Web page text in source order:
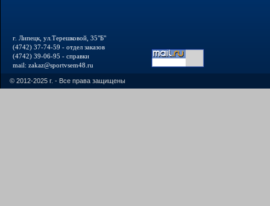
г. Липецк, ул.Терешковой, 35"Б"
(4742) 37-74-59 - отдел заказов
(4742) 39-06-95 - справки
mail: zakaz@sportvsem48.ru
© 2012-2025 г. - Все права защищены